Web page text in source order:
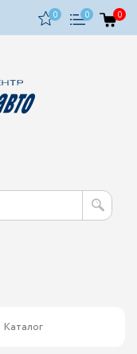
0 0 0
Каталог